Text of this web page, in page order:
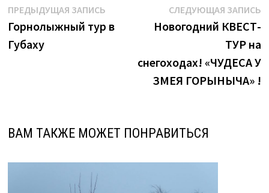
Навигация
по
записям
ПРЕДЫДУЩАЯ ЗАПИСЬПредыдущая
запись:
Горнолыжный тур в
Губаху
СЛЕДУЮЩАЯ ЗАПИСЬ
Новогодний КВЕСТ-
ТУР на
снегоходах! «ЧУДЕСА У
ЗМЕЯ ГОРЫНЫЧА» !
ВАМ ТАКЖЕ МОЖЕТ ПОНРАВИТЬСЯ